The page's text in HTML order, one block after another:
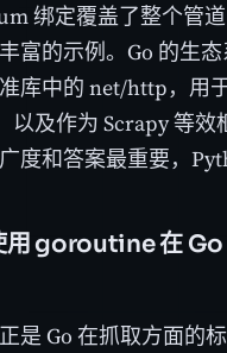
绑定覆盖了整个管
富的示例。Go 的生
库中的 net/http，用
以及作为 Scrapy 等效
度和答案最重要，
用 goroutine 在 Go
是 Go 在抓取方面的标